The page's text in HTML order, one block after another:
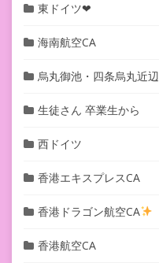
東ドイツ❤︎
海南航空CA
烏丸御池・四条烏丸近辺
生徒さん 卒業生から
西ドイツ
香港エキスプレスCA
香港ドラゴン航空CA
香港航空CA